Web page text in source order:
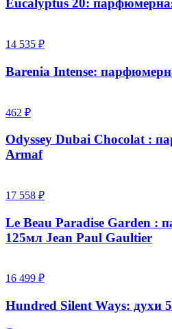
Eucalyptus 20:
14 535 ₽
Barenia Intense:
462 ₽
Odyssey Dubai Chocolat :
Armaf
17 558 ₽
Le Beau Paradise Garden :
125мл Jean Paul Gaultier
16 499 ₽
Hundred Silent Ways: духи